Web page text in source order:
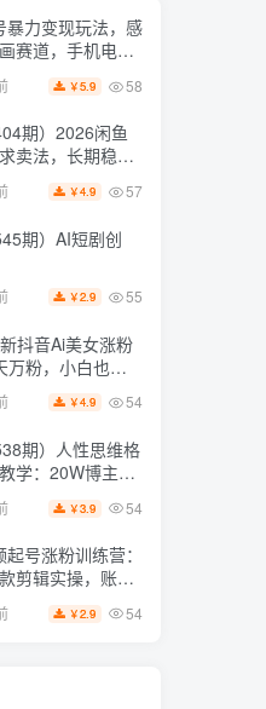
暴力变现玩法，感
赛道，手机电脑
￥5.9 58
期）2026闲鱼
卖法，长期稳定
利润300
￥4.9 57
期）AI短剧创
教
作恶毒女配短
￥2.9 55
抖音Ai美女涨粉
万粉，小白也能
粉变现
￥4.9 54
期）人性思维格
学：20W博主亲
流程×字幕封面设
词×橱窗带货6W
￥3.9 54
号涨粉训练营：
剪辑实操，账号
盘落地教程
￥2.9 54